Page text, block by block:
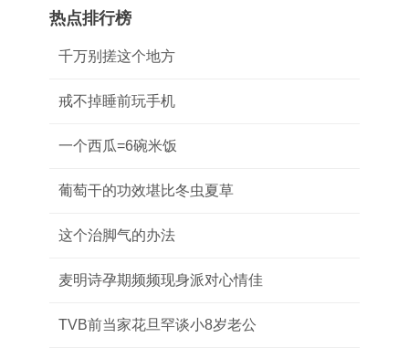
热点排行榜
千万别搓这个地方
戒不掉睡前玩手机
一个西瓜=6碗米饭
葡萄干的功效堪比冬虫夏草
这个治脚气的办法
麦明诗孕期频频现身派对心情佳
TVB前当家花旦罕谈小8岁老公